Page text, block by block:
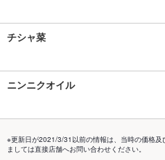
チシャ菜
ニンニクオイル
※更新日が2021/3/31以前の情報は、当時の価格
ましては直接店舗へお問い合わせください。